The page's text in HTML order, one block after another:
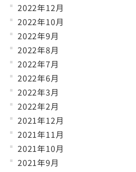
2022年12月
2022年10月
2022年9月
2022年8月
2022年7月
2022年6月
2022年3月
2022年2月
2021年12月
2021年11月
2021年10月
2021年9月